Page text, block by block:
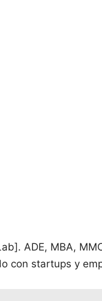
ADE, MBA,
con startups y